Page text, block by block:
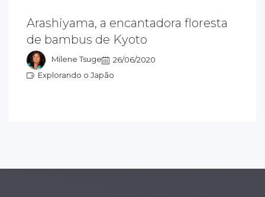
Arashiyama, a encantadora floresta
de bambus de Kyoto
Milene Tsuge
26/06/2020
Explorando o Japão
é um distrito de Kyoto, onde fica
mata de bambus de Sagano, que
parece uma floresta fechada, de tão
que são os bambus.